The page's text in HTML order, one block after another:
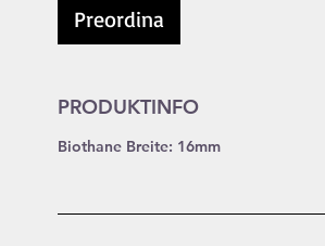
Preordina
PRODUKTINFO
Biothane Breite: 16mm